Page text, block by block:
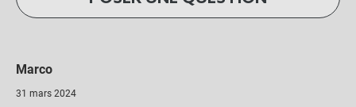
Marco
31 mars 2024